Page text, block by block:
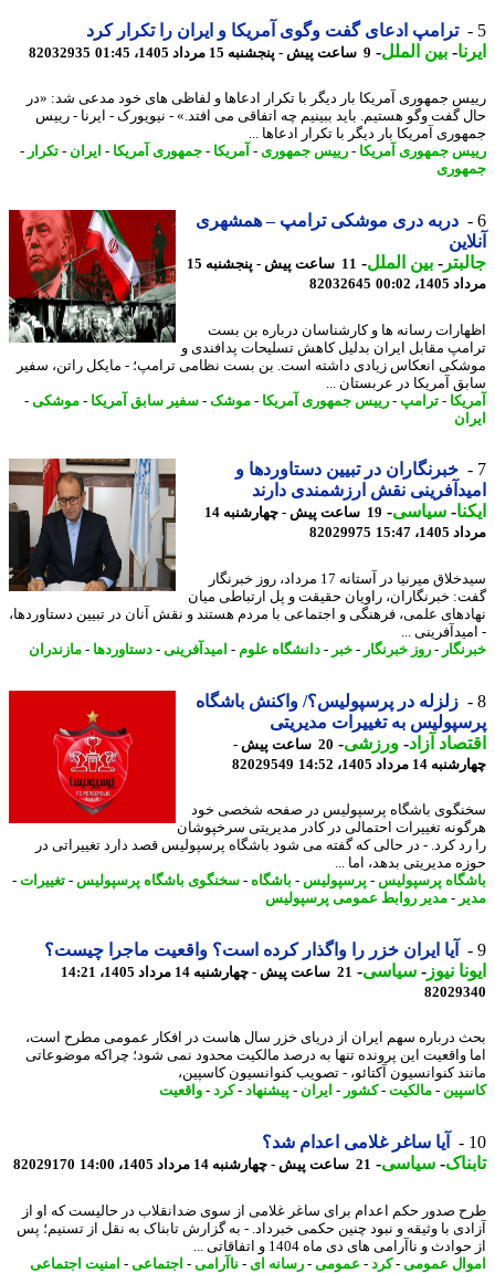
ترامپ ادعای گفت وگوی آمریکا و ایران را تکرار کرد
-بین الملل-9 ساعت پیش - پنجشنبه 15 مرداد 1405، 01:45 82032935
جمهوری آمریکا بار دیگر با تکرار ادعاها و لفاظی های خود مدعی شد: «در
گفت وگو هستیم. باید ببینیم چه اتفاقی می افتد.» - نیویورک - ایرنا - رییس
آمریکا بار دیگر با تکرار ادعاها ...
جمهوری آمریکا- رییس جمهوری- آمریکا- جمهوری آمریکا- ایران - تکرار-
دربه دری موشکی ترامپ – همشهری
-بین الملل-
11 ساعت پیش - پنجشنبه 15
00:02
82032645
رسانه ها و کارشناسان درباره بن بست
مقابل ایران بدلیل کاهش تسلیحات پدافندی و
انعکاس زیادی داشته است. بن بست نظامی ترامپ؛ - مایکل راتن، سفیر
آمریکا در عربستان ...
- ترامپ -رییس جمهوری آمریکا- موشک-سفیر سابق آمریکا- موشکی-
خبرنگاران در تبیین دستاوردها و
نقش ارزشمندی دارند
-سیاسی-
19 ساعت پیش - چهارشنبه 14
15:47
82029975
سیدخلاق میرنیا در آستانه 17 مرداد، روز خبرنگار
خبرنگاران، راویان حقیقت و پل ارتباطی میان
علمی، فرهنگی و اجتماعی با مردم هستند و نقش آنان در تبیین دستاوردها،
...
-روز خبرنگار -خبر-دانشگاه علوم-امیدآفرینی-دستاوردها-مازندران
زلزله در پرسپولیس؟/ واکنش باشگاه
به تغییرات مدیریتی
آزاد - ورزشی-
20 ساعت پیش -
مرداد 1405، 14:52
82029549
باشگاه پرسپولیس در صفحه شخصی خود
تغییرات احتمالی در کادر مدیریتی سرخپوشان
کرد. - در حالی که گفته می شود باشگاه پرسپولیس قصد دارد تغییراتی در
مدیریتی بدهد، اما ...
پرسپولیس-پرسپولیس-باشگاه-سخنگوی باشگاه پرسپولیس-تغییرات-
-مدیر روابط عمومی پرسپولیس
آیا ایران خزر را واگذار کرده است؟ واقعیت ماجرا چیست؟
نیوز-سیاسی-21 ساعت پیش - چهارشنبه 14 مرداد 1405، 14:21
درباره سهم ایران از دریای خزر سال هاست در افکار عمومی مطرح است،
واقعیت این پرونده تنها به درصد مالکیت محدود نمی شود؛ چراکه موضوعاتی
کنوانسیون آکتائو، - تصویب کنوانسیون کاسپین،
-مالکیت-کشور-ایران - پیشنهاد-کرد-واقعیت
آیا ساغر غلامی اعدام شد؟
-سیاسی-21 ساعت پیش - چهارشنبه 14 مرداد 1405، 14:00 82029170
صدور حکم اعدام برای ساغر غلامی از سوی ضدانقلاب در حالیست که او از
با وثیقه و نبود چنین حکمی خبرداد. - به گزارش تابناک به نقل از تسنیم؛ پس
و ناآرامی های دی ماه 1404 و اتفاقاتی ...
عمومی-کرد-عمومی-رسانه ای- ناآرامی -اجتماعی-امنیت اجتماعی